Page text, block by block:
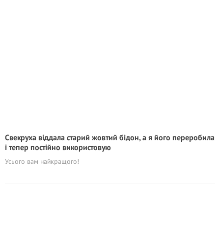
Свекруха віддала старий жовтий бідон, а я його переробила
і тепер постійно використовую
Усього вам найкращого!